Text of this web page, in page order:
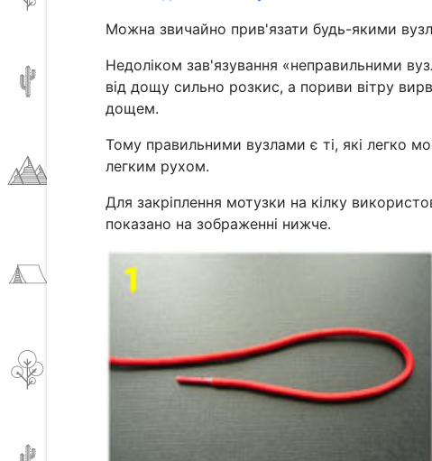
Можна звичайно прив'язати будь-якими
Недоліком зав'язування «неправильними
від дощу сильно розкис, а пориви вітру
дощем.
Тому правильними вузлами є ті, які легко
легким рухом.
Для закріплення мотузки на кілку
показано на зображенні нижче.